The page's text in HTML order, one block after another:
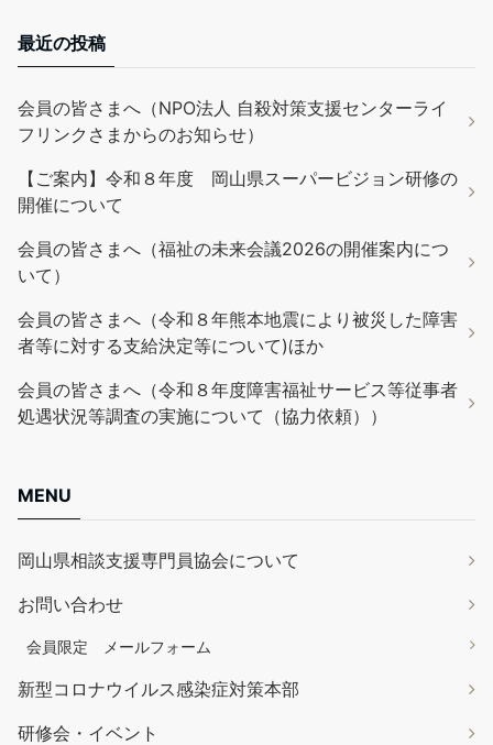
最近の投稿
会員の皆さまへ（NPO法人 自殺対策支援センターライ
フリンクさまからのお知らせ）
【ご案内】令和８年度 岡山県スーパービジョン研修の
開催について
会員の皆さまへ（福祉の未来会議2026の開催案内につ
いて）
会員の皆さまへ（令和８年熊本地震により被災した障害
者等に対する支給決定等について)ほか
会員の皆さまへ（令和８年度障害福祉サービス等従事者
処遇状況等調査の実施について（協力依頼））
MENU
岡山県相談支援専門員協会について
お問い合わせ
会員限定 メールフォーム
新型コロナウイルス感染症対策本部
研修会・イベント